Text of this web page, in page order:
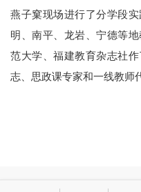
燕子窠现场进行了分学段
明、南平、龙岩、宁德等
范大学、福建教育杂志社
志、思政课专家和一线教师